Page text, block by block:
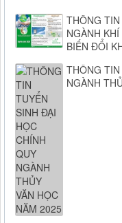
THÔNG
NGÀNH
BIẾN ĐỔI
THÔNG
NGÀNH